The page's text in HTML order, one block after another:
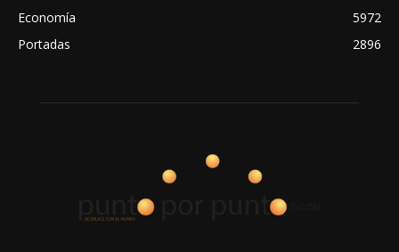
Economía
5972
Portadas
2896